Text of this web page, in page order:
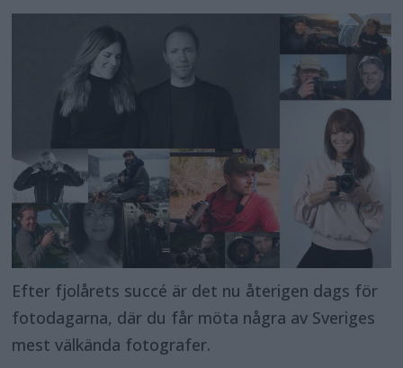
Efter fjolårets succé är det nu återigen dags för
fotodagarna, där du får möta några av Sveriges
mest välkända fotografer.